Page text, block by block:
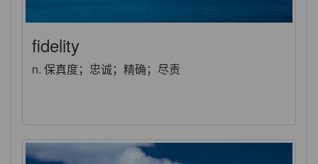
fidelity
n. 保真度；忠诚；精确；尽责